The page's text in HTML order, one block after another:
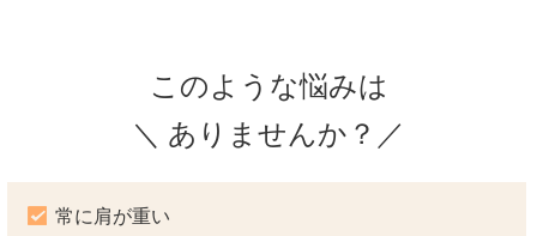
このような悩みは
＼ ありませんか？／
常に肩が重い